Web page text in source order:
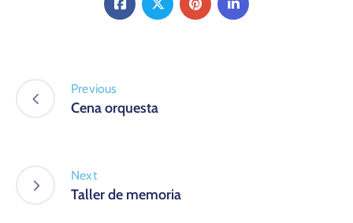
Previous
Cena orquesta
Next
Taller de memoria